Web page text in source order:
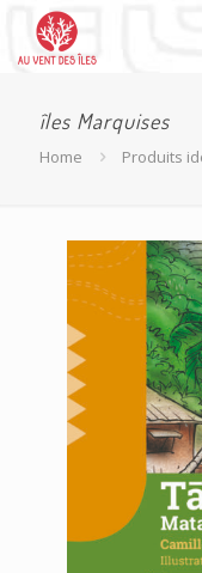
îles Marquises
Home Produits